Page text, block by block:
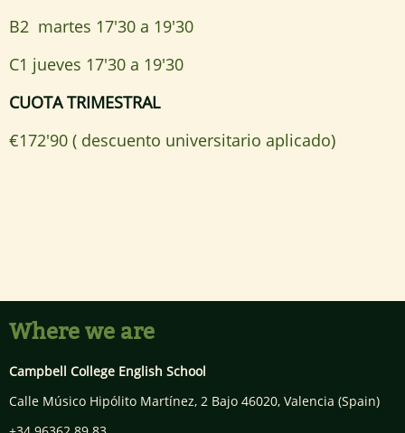
B2 martes 17'30 a 19'30
C1 jueves 17'30 a 19'30
CUOTA TRIMESTRAL
€172'90 ( descuento universitario aplicado)
Where we are
Campbell College English School
Calle Músico Hipólito Martínez, 2 Bajo 46020, Valencia (Spain)